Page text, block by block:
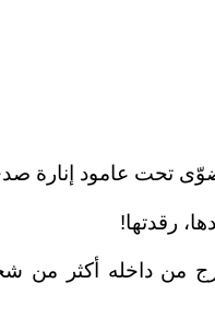
ضوّى تحت عامود
رقدتها!
من داخله أكثر من